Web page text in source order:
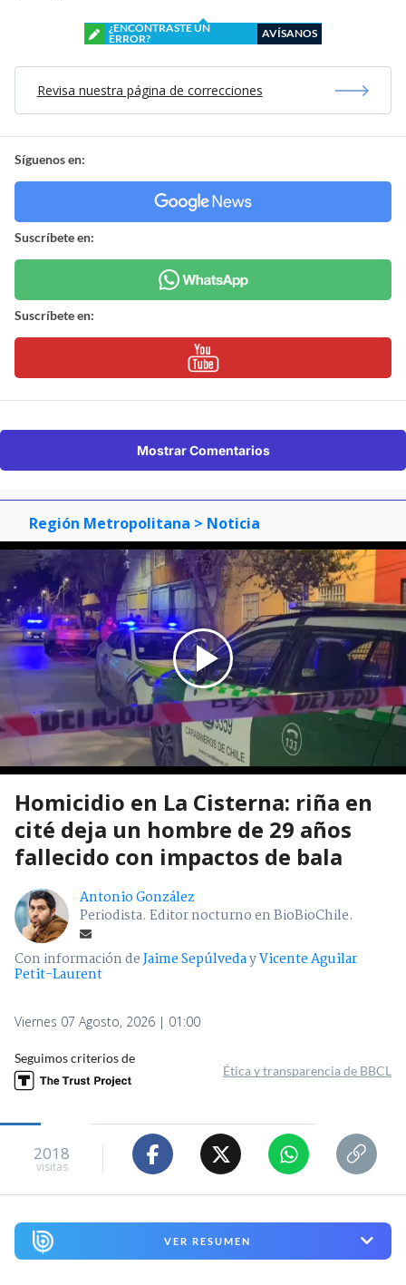
¿ENCONTRASTE UN
ERROR?
AVÍSANOS
Revisa nuestra página de correcciones
Síguenos en:
Suscríbete en:
Suscríbete en:
Mostrar Comentarios
Región Metropolitana > Noticia
Homicidio en La Cisterna: riña en
cité deja un hombre de 29 años
fallecido con impactos de bala
Antonio González
Periodista. Editor nocturno en BioBioChile.
Con información deJaime SepúlvedayVicente Aguilar
Petit-Laurent
Viernes 07 Agosto, 2026 | 01:00
Seguimos criterios de
Ética y transparencia de BBCL
2018
visitas
VER RESUMEN